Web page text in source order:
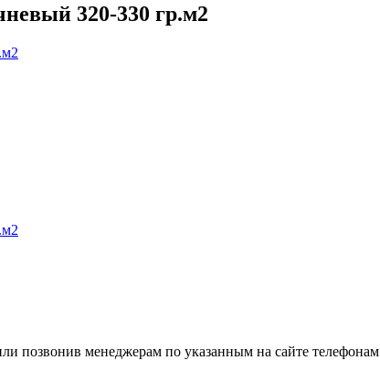
320-330 гр.м2
позвонив менеджерам по указанным на сайте телефонам